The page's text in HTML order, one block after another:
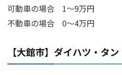
可動車の場合 1～9万円
不動車の場合 0～4万円
【大館市】ダイハツ・タ